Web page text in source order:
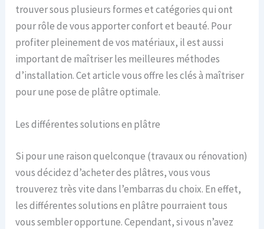
trouver sous plusieurs formes et catégories qui ont
pour rôle de vous apporter confort et beauté. Pour
profiter pleinement de vos matériaux, il est aussi
important de maîtriser les meilleures méthodes
d’installation. Cet article vous offre les clés à maîtriser
pour une pose de plâtre optimale.
Les différentes solutions en plâtre
Si pour une raison quelconque (travaux ou rénovation)
vous décidez d’acheter des plâtres, vous vous
trouverez très vite dans l’embarras du choix. En effet,
les différentes solutions en plâtre pourraient tous
vous sembler opportune. Cependant, si vous n’avez